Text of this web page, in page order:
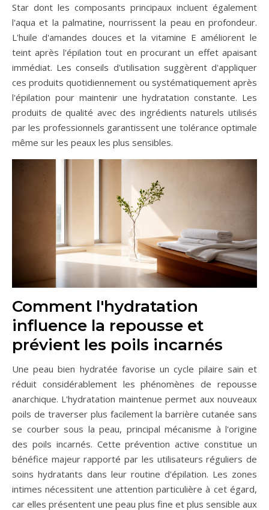
Star dont les composants principaux incluent également
l'aqua et la palmatine, nourrissent la peau en profondeur.
L'huile d'amandes douces et la vitamine E améliorent le
teint après l'épilation tout en procurant un effet apaisant
immédiat. Les conseils d'utilisation suggèrent d'appliquer
ces produits quotidiennement ou systématiquement après
l'épilation pour maintenir une hydratation constante. Les
produits de qualité avec des ingrédients naturels utilisés
par les professionnels garantissent une tolérance optimale
même sur les peaux les plus sensibles.
Comment l'hydratation
influence la repousse et
prévient les poils incarnés
Une peau bien hydratée favorise un cycle pilaire sain et
réduit considérablement les phénomènes de repousse
anarchique. L'hydratation maintenue permet aux nouveaux
poils de traverser plus facilement la barrière cutanée sans
se courber sous la peau, principal mécanisme à l'origine
des poils incarnés. Cette prévention active constitue un
bénéfice majeur rapporté par les utilisateurs réguliers de
soins hydratants dans leur routine d'épilation. Les zones
intimes nécessitent une attention particulière à cet égard,
car elles présentent une peau plus fine et plus sensible aux